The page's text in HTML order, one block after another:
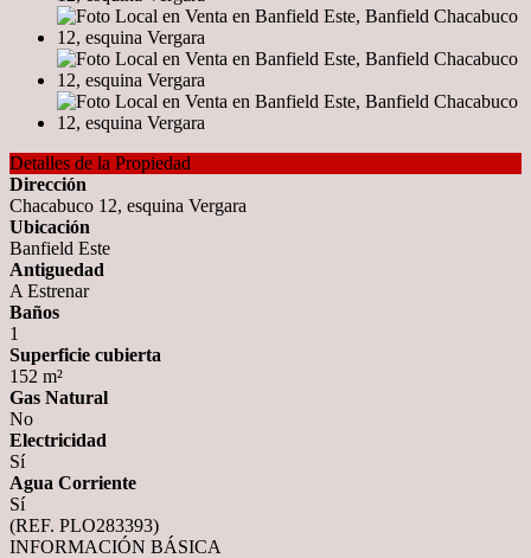
Detalles de la Propiedad
Dirección
Chacabuco 12, esquina Vergara
Ubicación
Banfield Este
Antiguedad
A Estrenar
Baños
1
Superficie cubierta
152 m²
Gas Natural
No
Electricidad
Sí
Agua Corriente
Sí
(REF. PLO283393)
INFORMACIÓN BÁSICA